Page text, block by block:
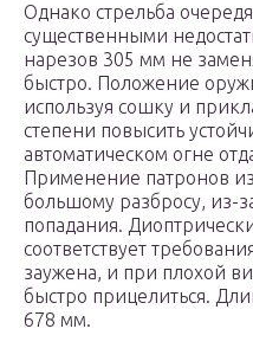
Однако стрельба
существенными
нарезов 305 мм не
быстро. Положение
используя сошку и
степени повысить
автоматическом огне
Применение патронов
большому разбросу, из-
попадания.
соответствует
заужена, и при плохой
быстро прицелиться.
678 мм.